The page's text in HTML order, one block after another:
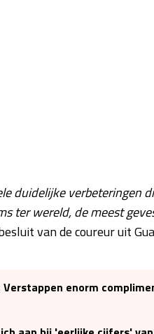
duidelijke verbeteringen
ter wereld, de meest
van de coureur uit
enorm